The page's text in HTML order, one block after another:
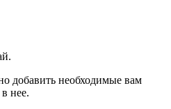
добавить необходимые вам
нее.